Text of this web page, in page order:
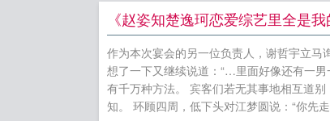
局+番
泽全
外 被
引叔
的101
《赵姿知楚逸珂恋爱综艺里全是
作为本次宴会的另一位负责人，谢哲宇立
想了一下又继续说道：“…里面好像还有一
有千万种方法。 宾客们若无其事地相互道
知。 环顾四周，低下头对江梦圆说：“你